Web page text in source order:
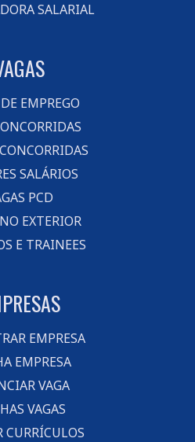
SALARIAL
EMPREGO
SALÁRIOS
PCD
EXTERIOR
E TRAINEES
EMPRESA
EMPRESA
VAGA
VAGAS
CURRÍCULOS